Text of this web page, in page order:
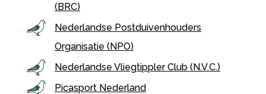
(BRC)
Nederlandse Postduivenhouders
Organisatie (NPO)
Nederlandse Vliegtippler Club (N.V.C.)
Picasport Nederland